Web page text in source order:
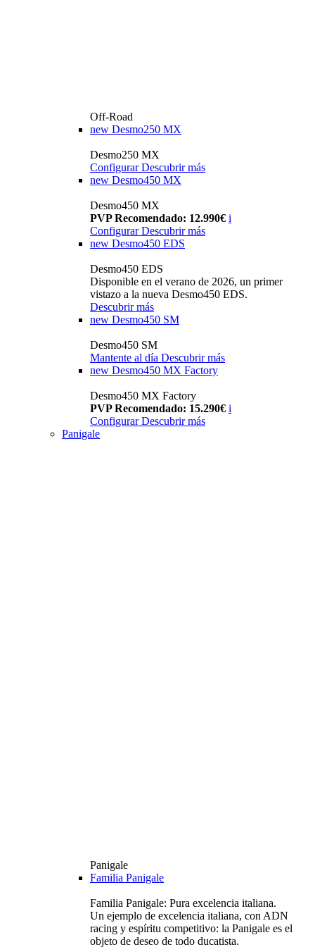
Off-Road
new Desmo250 MX
Desmo250 MX
Configurar Descubrir más
new Desmo450 MX
Desmo450 MX
PVP Recomendado: 12.990€ i
Configurar Descubrir más
new Desmo450 EDS
Desmo450 EDS
Disponible en el verano de 2026, un primer
vistazo a la nueva Desmo450 EDS.
Descubrir más
new Desmo450 SM
Desmo450 SM
Mantente al día Descubrir más
new Desmo450 MX Factory
Desmo450 MX Factory
PVP Recomendado: 15.290€ i
Configurar Descubrir más
Panigale
Panigale
Familia Panigale
Familia Panigale: Pura excelencia italiana.
Un ejemplo de excelencia italiana, con ADN
racing y espíritu competitivo: la Panigale es el
objeto de deseo de todo ducatista.